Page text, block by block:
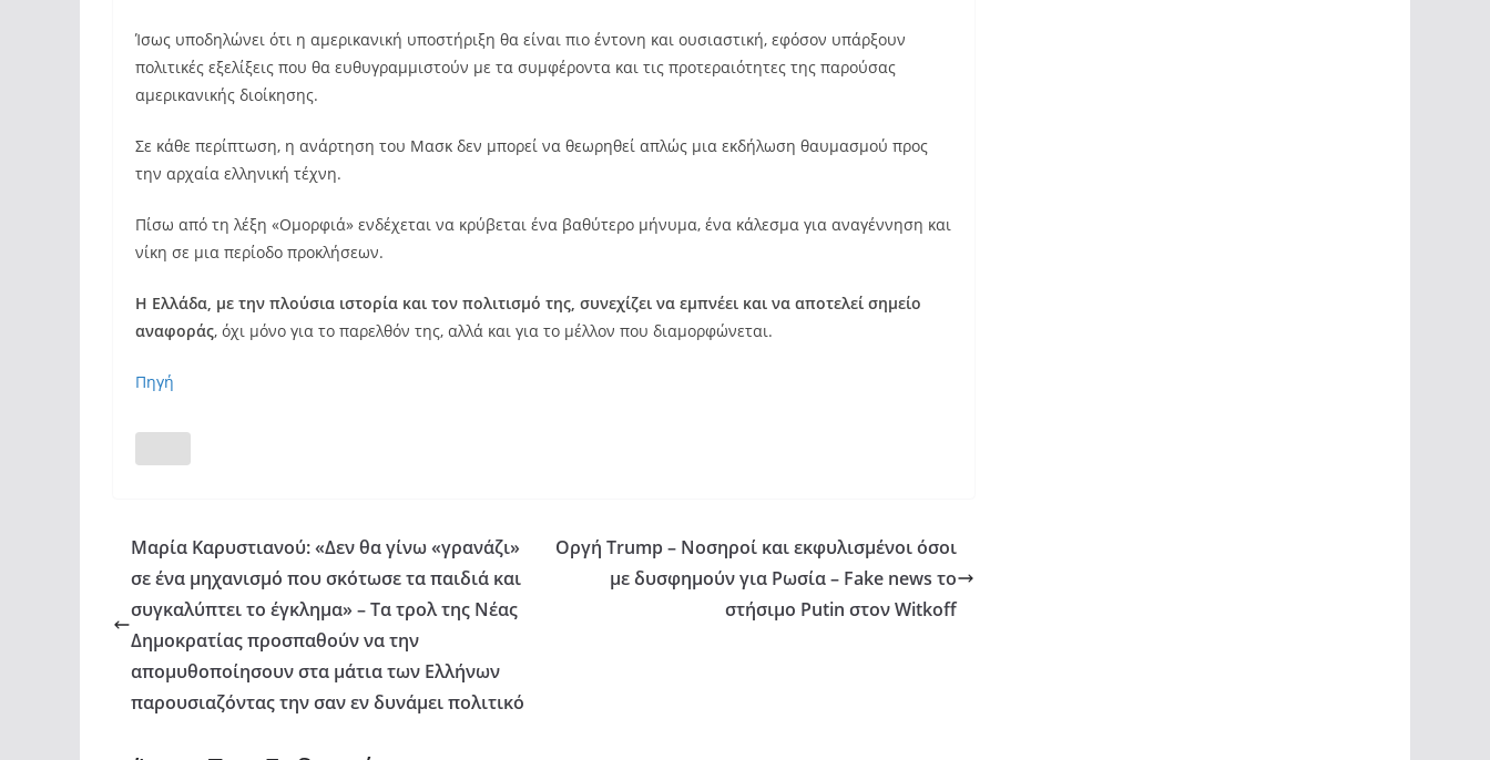
Ίσως υποδηλώνει ότι η αμερικανική υποστήριξη θα είναι πιο έντονη και ουσιαστική, εφόσον υπάρξουν
πολιτικές εξελίξεις που θα ευθυγραμμιστούν με τα συμφέροντα και τις προτεραιότητες της παρούσας
αμερικανικής διοίκησης.​
Σε κάθε περίπτωση, η ανάρτηση του Μασκ δεν μπορεί να θεωρηθεί απλώς μια εκδήλωση θαυμασμού προς
την αρχαία ελληνική τέχνη.
Πίσω από τη λέξη «Ομορφιά» ενδέχεται να κρύβεται ένα βαθύτερο μήνυμα, ένα κάλεσμα για αναγέννηση και
νίκη σε μια περίοδο προκλήσεων.
Η Ελλάδα, με την πλούσια ιστορία και τον πολιτισμό της, συνεχίζει να εμπνέει και να αποτελεί σημείο
αναφοράς, όχι μόνο για το παρελθόν της, αλλά και για το μέλλον που διαμορφώνεται.
Πηγή
Μαρία Καρυστιανού: «Δεν θα γίνω «γρανάζι»
σε ένα μηχανισμό που σκότωσε τα παιδιά και
συγκαλύπτει το έγκλημα» – Τα τρολ της Νέας
Δημοκρατίας προσπαθούν να την
απομυθοποίησουν στα μάτια των Ελλήνων
παρουσιαζόντας την σαν εν δυνάμει πολιτικό
Οργή Trump – Νοσηροί και εκφυλισμένοι όσοι
με δυσφημούν για Ρωσία – Fake news το
στήσιμο Putin στον Witkoff